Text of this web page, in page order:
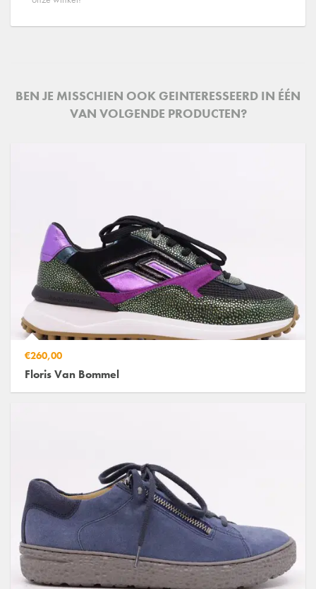
BEN JE MISSCHIEN OOK GEINTERESSEERD IN ÉÉN
VAN VOLGENDE PRODUCTEN?
€260,00
Floris Van Bommel